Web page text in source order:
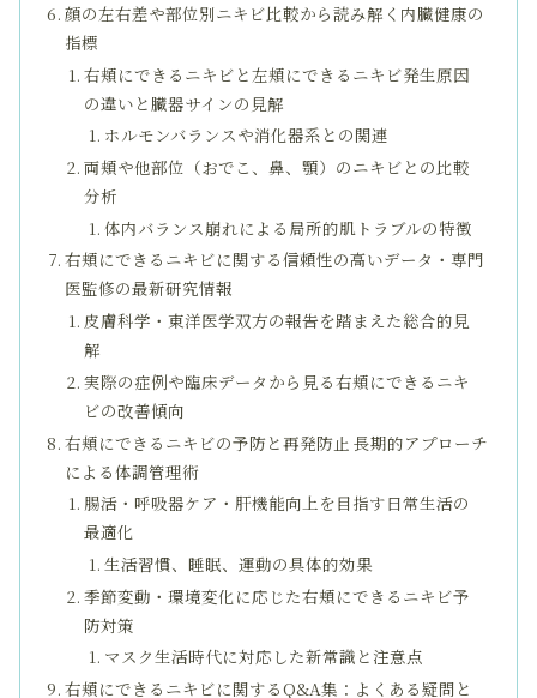
顔の左右差や部位別ニキビ比較から読み解く内臓健康の
指標
右頬にできるニキビと左頬にできるニキビ発生原因
の違いと臓器サインの見解
ホルモンバランスや消化器系との関連
両頬や他部位（おでこ、鼻、顎）のニキビとの比較
分析
体内バランス崩れによる局所的肌トラブルの特徴
右頬にできるニキビに関する信頼性の高いデータ・専門
医監修の最新研究情報
皮膚科学・東洋医学双方の報告を踏まえた総合的見
解
実際の症例や臨床データから見る右頬にできるニキ
ビの改善傾向
右頬にできるニキビの予防と再発防止 長期的アプローチ
による体調管理術
腸活・呼吸器ケア・肝機能向上を目指す日常生活の
最適化
生活習慣、睡眠、運動の具体的効果
季節変動・環境変化に応じた右頬にできるニキビ予
防対策
マスク生活時代に対応した新常識と注意点
右頬にできるニキビに関するQ&A集：よくある疑問と